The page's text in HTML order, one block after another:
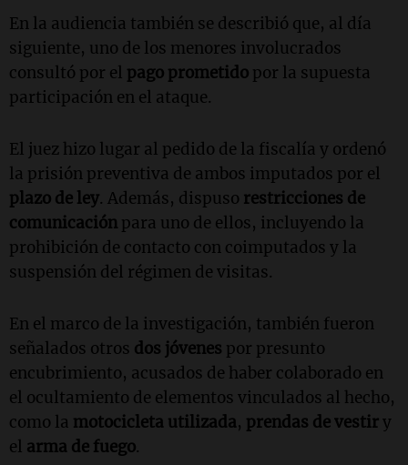
En la audiencia también se describió que, al día
siguiente, uno de los menores involucrados
consultó por el pago prometido por la supuesta
participación en el ataque.
El juez hizo lugar al pedido de la fiscalía y ordenó
la prisión preventiva de ambos imputados por el
plazo de ley. Además, dispuso restricciones de
comunicación para uno de ellos, incluyendo la
prohibición de contacto con coimputados y la
suspensión del régimen de visitas.
En el marco de la investigación, también fueron
señalados otros dos jóvenes por presunto
encubrimiento, acusados de haber colaborado en
el ocultamiento de elementos vinculados al hecho,
como la motocicleta utilizada, prendas de vestiry
el arma de fuego.